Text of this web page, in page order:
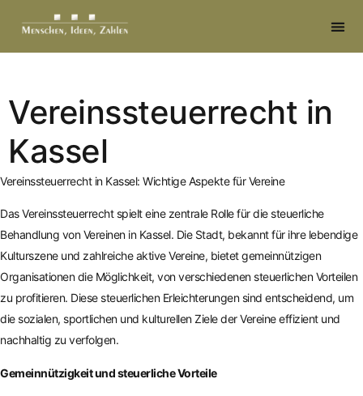
springen
Vereinssteuerrecht in
Kassel
Vereinssteuerrecht in Kassel: Wichtige Aspekte für Vereine
Das Vereinssteuerrecht spielt eine zentrale Rolle für die steuerliche
Behandlung von Vereinen in Kassel. Die Stadt, bekannt für ihre lebendige
Kulturszene und zahlreiche aktive Vereine, bietet gemeinnützigen
Organisationen die Möglichkeit, von verschiedenen steuerlichen Vorteilen
zu profitieren. Diese steuerlichen Erleichterungen sind entscheidend, um
die sozialen, sportlichen und kulturellen Ziele der Vereine effizient und
nachhaltig zu verfolgen.
Gemeinnützigkeit und steuerliche Vorteile